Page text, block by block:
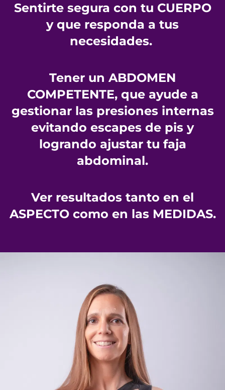
Sentirte segura con tu CUERPO
y que responda a tus
necesidades.
Tener un ABDOMEN
COMPETENTE, que ayude a
gestionar las presiones internas
evitando escapes de pis y
logrando ajustar tu faja
abdominal.
Ver resultados tanto en el
ASPECTO como en las MEDIDAS.